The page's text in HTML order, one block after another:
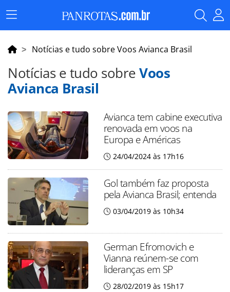
Menu
Principal
Notícias e tudo sobre Voos Avianca Brasil
Notícias e tudo sobreVoos
Avianca Brasil
Avianca tem cabine executiva
renovada em voos na
Europa e Américas
24/04/2024 às 17h16
Gol também faz proposta
pela Avianca Brasil; entenda
03/04/2019 às 10h34
German Efromovich e
Vianna reúnem-se com
lideranças em SP
28/02/2019 às 15h17